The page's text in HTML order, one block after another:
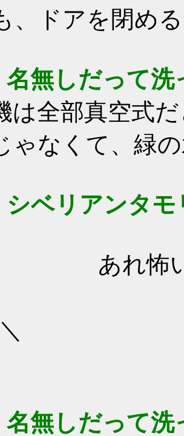
、ドアを閉め
名無しだって洗
は全部真空式
ゃなくて、緑
シベリアンタ
れ怖
＿
名無しだって洗